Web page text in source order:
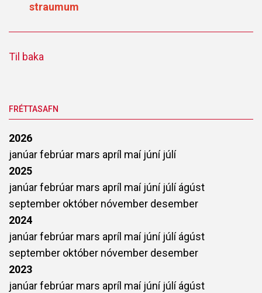
straumum
Til baka
FRÉTTASAFN
2026
janúarfebrúar mars apríl maí júní júlí
2025
janúarfebrúar mars apríl maí júní júlíágúst
september október nóvember desember
2024
janúarfebrúar mars apríl maí júní júlíágúst
september október nóvember desember
2023
janúarfebrúar mars apríl maí júní júlíágúst